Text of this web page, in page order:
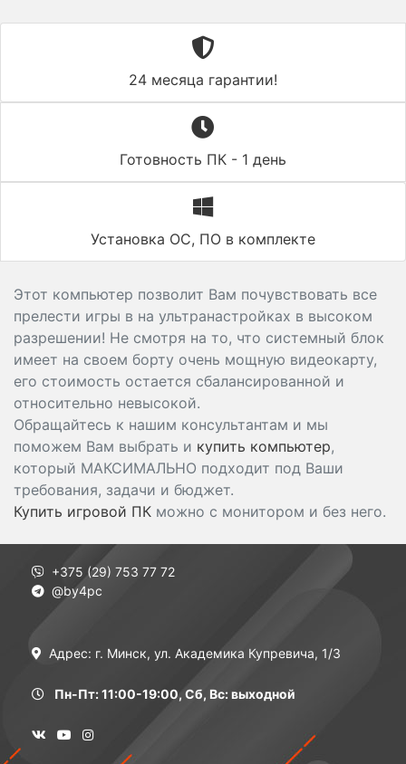
24 месяца гарантии!
Готовность ПК - 1 день
Установка ОС, ПО в комплекте
Этот компьютер позволит Вам почувствовать все
прелести игры в на ультранастройках в высоком
разрешении! Не смотря на то, что системный блок
имеет на своем борту очень мощную видеокарту,
его стоимость остается сбалансированной и
относительно невысокой.
Обращайтесь к нашим консультантам и мы
поможем Вам выбрать и купить компьютер,
который МАКСИМАЛЬНО подходит под Ваши
требования, задачи и бюджет.
Купить игровой ПК можно с монитором и без него.
+375 (29) 753 77 72
@by4pc
Адрес: г. Минск, ул. Академика Купревича, 1/3
Пн-Пт: 11:00-19:00, Сб, Вс: выходной